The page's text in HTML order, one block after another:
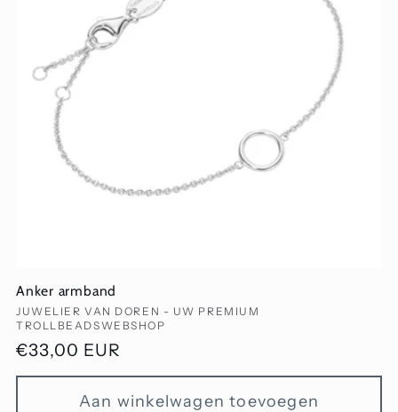
Anker armband
Verkoper:
JUWELIER VAN DOREN - UW PREMIUM
TROLLBEADSWEBSHOP
Normale
prijs
€33,00 EUR
Aan winkelwagen toevoegen